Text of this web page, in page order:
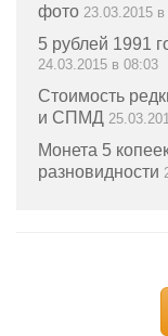
фото 23.03.2015
5 рублей 1991
24.03.2015 в 08:03
Стоимость
и СПМД
Монета 5
разновидности